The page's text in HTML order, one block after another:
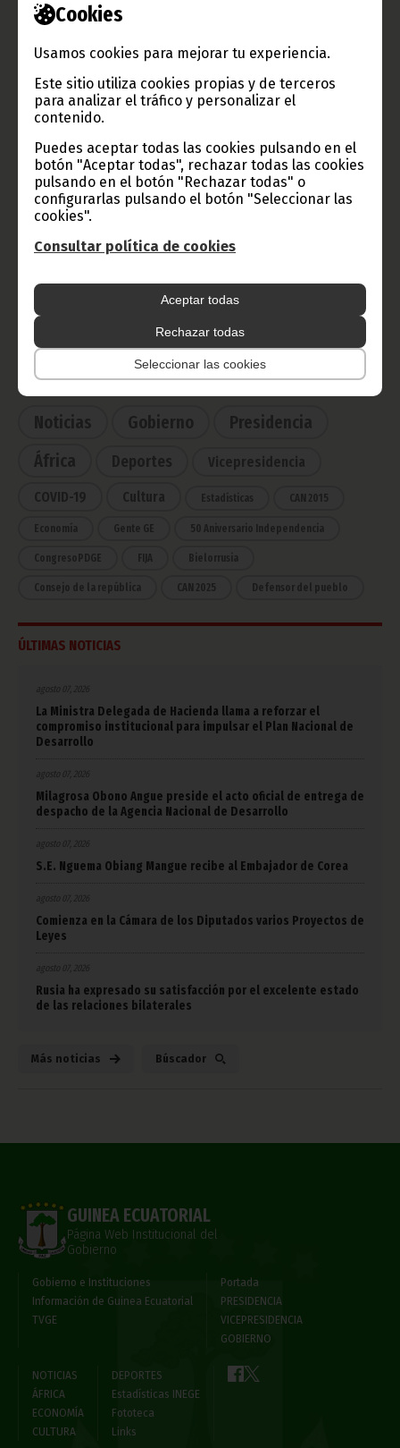
Cookies
Usamos cookies para mejorar tu experiencia.
Este sitio utiliza cookies propias y de terceros
para analizar el tráfico y personalizar el
contenido.
Puedes aceptar todas las cookies pulsando en el
botón "Aceptar todas", rechazar todas las cookies
pulsando en el botón "Rechazar todas" o
configurarlas pulsando el botón "Seleccionar las
cookies".
Consultar política de cookies
Aceptar todas
Rechazar todas
Seleccionar las cookies
Gobierno e Instituciones
Información de Guinea Ecuatorial
TVGE
Radio Nacional de Guinea
Ecuatorial
CATEGORÍAS
Noticias Gobierno
Presidencia
África
Deportes Vicepresidencia
COVID-19 Cultura Estadísticas CAN 2015
Economía Gente GE 50 Aniversario Independencia
CongresoPDGE FIJA Bielorrusia
Consejo de la república CAN 2025 Defensor del pueblo
ÚLTIMAS NOTICIAS
agosto 07, 2026
La Ministra Delegada de Hacienda llama a reforzar el
compromiso institucional para impulsar el Plan Nacional de
Desarrollo
agosto 07, 2026
Milagrosa Obono Angue preside el acto oficial de entrega de
despacho de la Agencia Nacional de Desarrollo
agosto 07, 2026
S.E. Nguema Obiang Mangue recibe al Embajador de Corea
agosto 07, 2026
Comienza en la Cámara de los Diputados varios Proyectos de
Leyes
agosto 07, 2026
Rusia ha expresado su satisfacción por el excelente estado
de las relaciones bilaterales
Más noticias Búscador
GUINEA ECUATORIAL
Página Web Institucional del
Gobierno
Gobierno e Instituciones
Información de Guinea Ecuatorial
TVGE
Portada
PRESIDENCIA
VICEPRESIDENCIA
GOBIERNO
NOTICIAS
ÁFRICA
ECONOMÍA
CULTURA
DEPORTES
Estadísticas INEGE
Fototeca
Links